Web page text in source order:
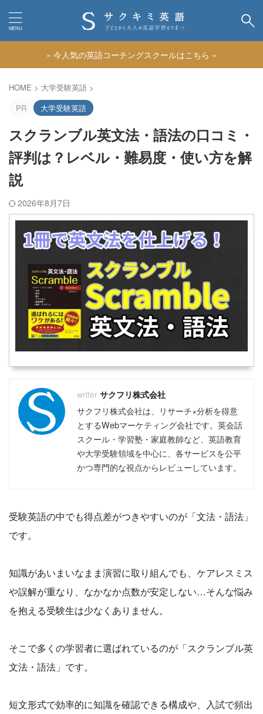
» 今人気の英語コーチングスクールはこちら «
HOME > 大学受験英語 >
PR
大学受験英語
スクランブル英文法・語法の口コミ・
評判は？レベル・難易度・使い方を解
説
2026年8月7日
サクフリ株式会社
サクフリ株式会社は、リサーチ×分析を得意
とするWebマーケティング会社です。英会話
スクール・学習塾・家庭教師など、英語教育
や大学受験領域を中心に、各サービスを公平
かつ専門的な視点からレビューしています。
受験英語の中でも得点差がつきやすいのが「文法・語法」
です。
知識があいまいなまま演習に取り組んでも、ケアレスミス
や誤解が重なり、なかなか点数が安定しない…そんな悩み
を抱える受験生は少なくありません。
そこで多くの学習者に選ばれているのが「スクランブル英
文法・語法」です。
短文形式で効率的に知識を確認できる構成や、入試で頻出